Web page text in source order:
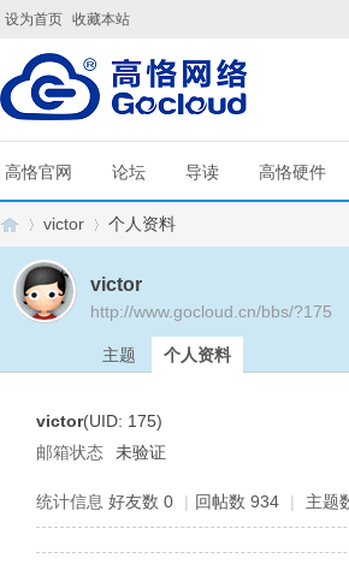
设为首页 收藏本站
高恪官网 论坛 导读 高恪硬件
victor 个人资料
victor
http://www.gocloud.cn/bbs/?175
主题 个人资料
victor(UID: 175)
邮箱状态
未验证
统计信息 好友数 0 | 回帖数 934 | 主题